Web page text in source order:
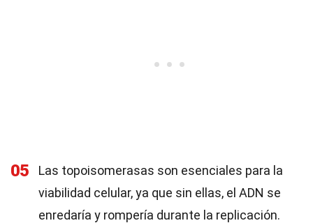
05
Las topoisomerasas son esenciales para la
viabilidad celular, ya que sin ellas, el ADN se
enredaría y rompería durante la replicación.